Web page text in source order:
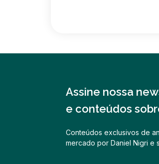
Assine nossa
e conteúdos
Conteúdos exclusivos de
mercado por Daniel Nigri e